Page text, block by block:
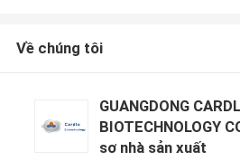
Về chúng tôi
GUANGDONG
BIOTECHNOLOGY
sơ nhà sản xuất